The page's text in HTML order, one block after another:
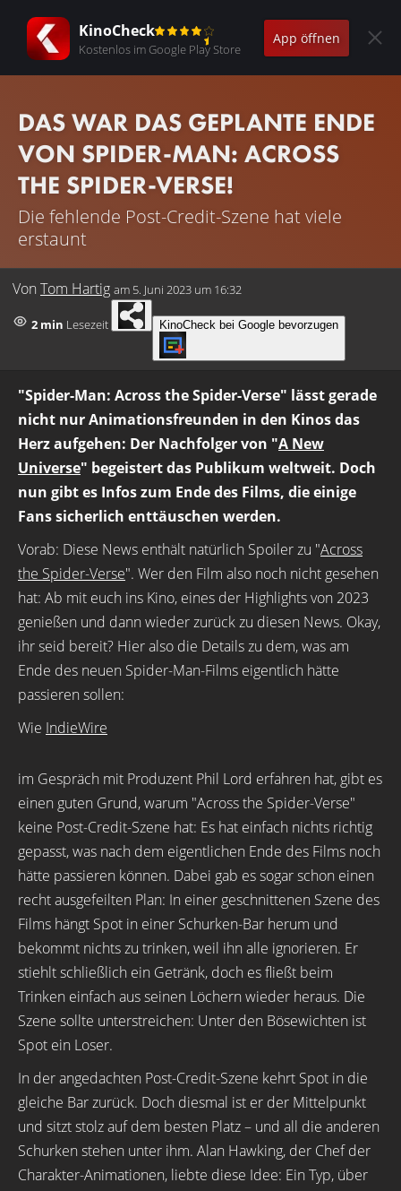
KinoCheck
Kostenlos im Google Play Store
App öffnen
DAS WAR DAS GEPLANTE ENDE
VON SPIDER-MAN: ACROSS
THE SPIDER-VERSE!
Die fehlende Post-Credit-Szene hat viele
erstaunt
Von Tom Hartig am 5. Juni 2023 um 16:32
2 min Lesezeit KinoCheck bei Google bevorzugen
"Spider-Man: Across the Spider-Verse" lässt gerade
nicht nur Animationsfreunden in den Kinos das
Herz aufgehen: Der Nachfolger von "A New
Universe" begeistert das Publikum weltweit. Doch
nun gibt es Infos zum Ende des Films, die einige
Fans sicherlich enttäuschen werden.
Vorab: Diese News enthält natürlich Spoiler zu "Across
the Spider-Verse". Wer den Film also noch nicht gesehen
hat: Ab mit euch ins Kino, eines der Highlights von 2023
genießen und dann wieder zurück zu diesen News. Okay,
ihr seid bereit? Hier also die Details zu dem, was am
Ende des neuen Spider-Man-Films eigentlich hätte
passieren sollen:
Wie IndieWire
im Gespräch mit Produzent Phil Lord erfahren hat, gibt es
einen guten Grund, warum "Across the Spider-Verse"
keine Post-Credit-Szene hat: Es hat einfach nichts richtig
gepasst, was nach dem eigentlichen Ende des Films noch
hätte passieren können. Dabei gab es sogar schon einen
recht ausgefeilten Plan: In einer geschnittenen Szene des
Films hängt Spot in einer Schurken-Bar herum und
bekommt nichts zu trinken, weil ihn alle ignorieren. Er
stiehlt schließlich ein Getränk, doch es fließt beim
Trinken einfach aus seinen Löchern wieder heraus. Die
Szene sollte unterstreichen: Unter den Bösewichten ist
Spot ein Loser.
In der angedachten Post-Credit-Szene kehrt Spot in die
gleiche Bar zurück. Doch diesmal ist er der Mittelpunkt
und sitzt stolz auf dem besten Platz – und all die anderen
Schurken stehen unter ihm. Alan Hawking, der Chef der
Charakter-Animationen, liebte diese Idee: Ein Typ, über